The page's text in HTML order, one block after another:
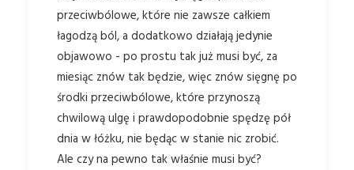
przeciwbólowe, które nie zawsze całkiem
łagodzą ból, a dodatkowo działają jedynie
objawowo - po prostu tak już musi być, za
miesiąc znów tak będzie, więc znów sięgnę po
środki przeciwbólowe, które przynoszą
chwilową ulgę i prawdopodobnie spędzę pół
dnia w łóżku, nie będąc w stanie nic zrobić.
Ale czy na pewno tak właśnie musi być?